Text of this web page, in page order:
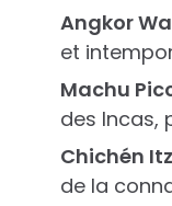
Angkor
et
Machu
des Incas,
Chichén
de la